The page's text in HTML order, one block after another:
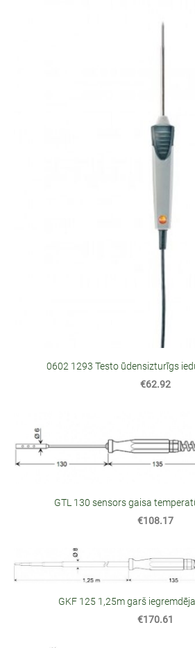
0602 1293 Testo ūdensizturīgs
€62.92
GTL 130 sensors gaisa
€108.17
GKF 125 1,25m garš
€170.61